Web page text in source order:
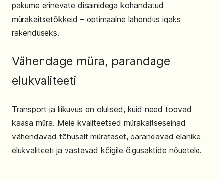
pakume erinevate disainidega kohandatud
mürakaitsetõkkeid – optimaalne lahendus igaks
rakenduseks.
Vähendage müra, parandage
elukvaliteeti
Transport ja liikuvus on olulised, kuid need toovad
kaasa müra. Meie kvaliteetsed mürakaitseseinad
vähendavad tõhusalt mürataset, parandavad elanike
elukvaliteeti ja vastavad kõigile õigusaktide nõuetele.